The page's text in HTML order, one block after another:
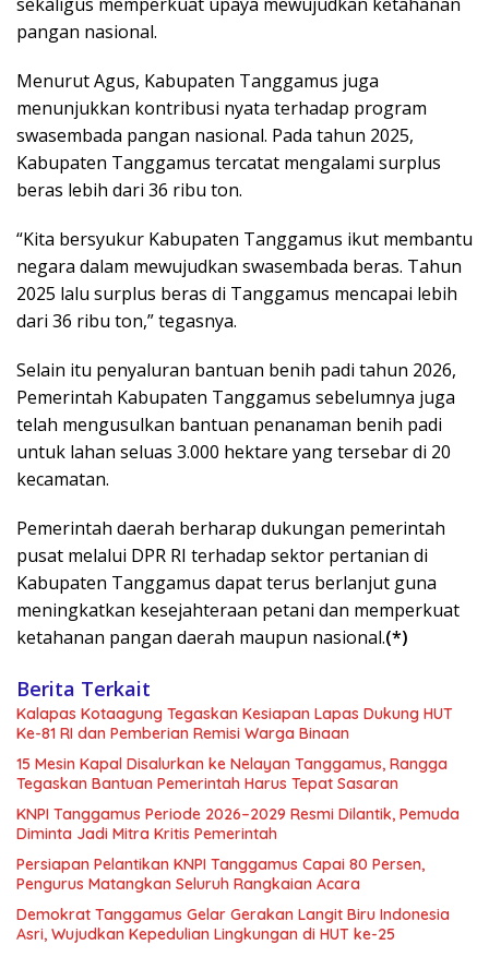
pangan nasional.
Menurut Agus, Kabupaten Tanggamus juga
menunjukkan kontribusi nyata terhadap program
swasembada pangan nasional. Pada tahun 2025,
Kabupaten Tanggamus tercatat mengalami surplus
beras lebih dari 36 ribu ton.
“Kita bersyukur Kabupaten Tanggamus ikut membantu
negara dalam mewujudkan swasembada beras. Tahun
2025 lalu surplus beras di Tanggamus mencapai lebih
dari 36 ribu ton,” tegasnya.
Selain itu penyaluran bantuan benih padi tahun 2026,
Pemerintah Kabupaten Tanggamus sebelumnya juga
telah mengusulkan bantuan penanaman benih padi
untuk lahan seluas 3.000 hektare yang tersebar di 20
kecamatan.
Pemerintah daerah berharap dukungan pemerintah
pusat melalui DPR RI terhadap sektor pertanian di
Kabupaten Tanggamus dapat terus berlanjut guna
meningkatkan kesejahteraan petani dan memperkuat
ketahanan pangan daerah maupun nasional.(*)
Berita Terkait
Kalapas Kotaagung Tegaskan Kesiapan Lapas Dukung HUT
Ke-81 RI dan Pemberian Remisi Warga Binaan
15 Mesin Kapal Disalurkan ke Nelayan Tanggamus, Rangga
Tegaskan Bantuan Pemerintah Harus Tepat Sasaran
KNPI Tanggamus Periode 2026–2029 Resmi Dilantik, Pemuda
Diminta Jadi Mitra Kritis Pemerintah
Persiapan Pelantikan KNPI Tanggamus Capai 80 Persen,
Pengurus Matangkan Seluruh Rangkaian Acara
Demokrat Tanggamus Gelar Gerakan Langit Biru Indonesia
Asri, Wujudkan Kepedulian Lingkungan di HUT ke-25